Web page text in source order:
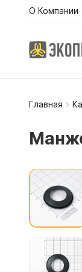
О Компании
Главная